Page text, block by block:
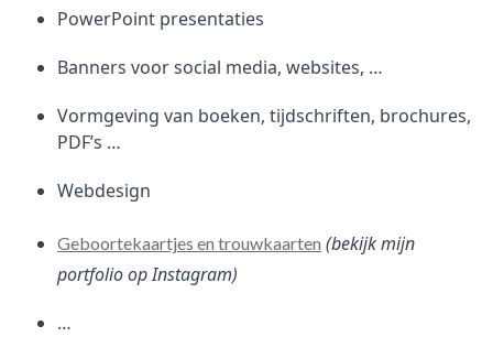
PowerPoint presentaties
Banners voor social media, websites, …
Vormgeving van boeken, tijdschriften, brochures,
PDF’s …
Webdesign
Geboortekaartjes en trouwkaarten (bekijk mijn
portfolio op Instagram)
…